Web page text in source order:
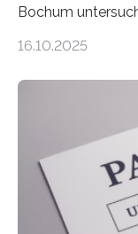
Bochum
gehören zu den
damit gemacht
beeinflussen, wie
Therapien
stehen im
Hochschule
16.10.2025